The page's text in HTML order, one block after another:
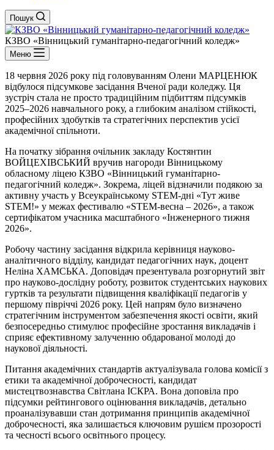
Пошук
КЗВО «Вінницький гуманітарно-педагогічний коледж»
Меню
18 червня 2026 року під головуванням Олени МАРЦЕНЮК
відбулося підсумкове засідання Вченої ради коледжу. Ця
зустріч стала не просто традиційним підбиттям підсумків
2025–2026 навчального року, а глибоким аналізом стійкості,
професійних здобутків та стратегічних перспектив усієї
академічної спільноти.
На початку зібрання очільник закладу Костянтин
ВОЙЦЕХІВСЬКИЙ вручив нагороди Вінницькому
обласному ліцею КЗВО «Вінницький гуманітарно-
педагогічний коледж». Зокрема, ліцей відзначили подякою за
активну участь у Всеукраїнському STEM-дні «Тут живе
STEM!» у межах фестивалю «STEM-весна – 2026», а також
сертифікатом учасника масштабного «Інженерного тижня
2026».
Робочу частину засідання відкрила керівниця науково-
аналітичного відділу, кандидат педагогічних наук, доцент
Неліна ХАМСЬКА. Доповідач презентувала розгорнутий звіт
про науково-дослідну роботу, розвиток студентських наукових
гуртків та результати підвищення кваліфікації педагогів у
першому півріччі 2026 року. Цей напрям було визначено
стратегічним інструментом забезпечення якості освіти, який
безпосередньо стимулює професійне зростання викладачів і
сприяє ефективному залученню обдарованої молоді до
наукової діяльності.
Питання академічних стандартів актуалізувала голова комісії з
етики та академічної доброчесності, кандидат
мистецтвознавства Світлана ІСКРА. Вона доповіла про
підсумки рейтингового оцінювання викладачів, детально
проаналізувавши стан дотримання принципів академічної
доброчесності, яка залишається ключовим рушієм прозорості
та чесності всього освітнього процесу.